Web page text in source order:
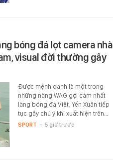
bóng đá lọt camera nhà
visual đời thường gây
Được mệnh danh là một trong
những nàng WAG gợi cảm nhất
làng bóng đá Việt, Yến Xuân tiếp
tục gây chú ý khi xuất hiện trên…
SPORT - 5 giờ trước